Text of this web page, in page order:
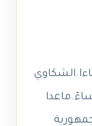
2:00 مساءً – 10:00 مساءا.الشكاوي
08:00 صباحاً – 10:00 مساءً.ماعدا